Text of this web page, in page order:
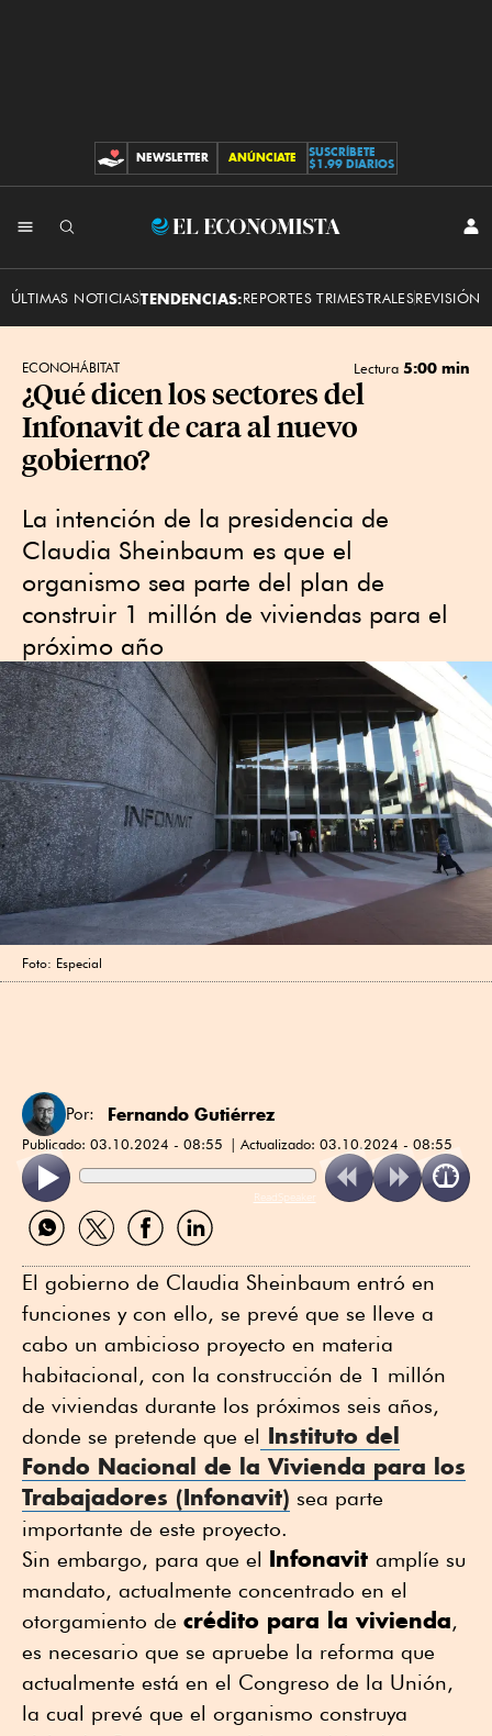
CONTRIBUCIONES
NEWSLETTER ANÚNCIATE
SUSCRÍBETE
$1.99 DIARIOS
El
ÚLTIMAS NOTICIASTENDENCIAS:REPORTES TRIMESTRALESREVISIÓN
ECONOHÁBITAT Lectura 5:00 min
¿Qué dicen los sectores del
Infonavit de cara al nuevo
gobierno?
La intención de la presidencia de
Claudia Sheinbaum es que el
organismo sea parte del plan de
construir 1 millón de viviendas para el
próximo año
Foto: Especial
Por: Fernando Gutiérrez
Publicado: 03.10.2024 - 08:55 Actualizado: 03.10.2024 - 08:55
ReadSpeaker
Compartir
por
Compartir
por
Compartir
por
Compartir
por
El gobierno de Claudia Sheinbaum entró en
funciones y con ello, se prevé que se lleve a
cabo un ambicioso proyecto en materia
habitacional, con la construcción de 1 millón
de viviendas durante los próximos seis años,
donde se pretende que el Instituto del
Fondo Nacional de la Vivienda para los
Trabajadores (Infonavit) sea parte
importante de este proyecto.
Sin embargo, para que el Infonavit amplíe su
mandato, actualmente concentrado en el
otorgamiento de crédito para la vivienda,
es necesario que se apruebe la reforma que
actualmente está en el Congreso de la Unión,
la cual prevé que el organismo construya